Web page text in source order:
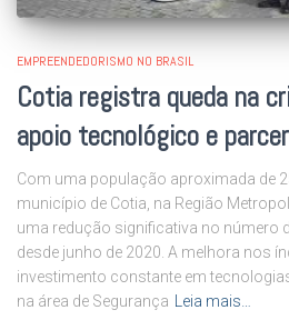
EMPREENDEDORISMO NO BRASIL
Cotia registra queda na
apoio tecnológico e
Com uma população aproximada de
município de Cotia, na Região
uma redução significativa no número
desde junho de 2020. A melhora nos
investimento constante em
na área de Segurança Leia mais…